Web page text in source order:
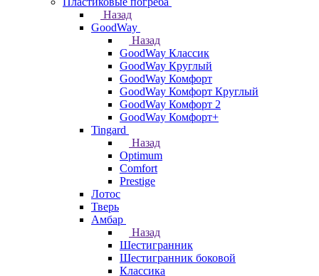
Назад
GoodWay
Назад
GoodWay Классик
GoodWay Круглый
GoodWay Комфорт
GoodWay Комфорт Круглый
GoodWay Комфорт 2
GoodWay Комфорт+
Tingard
Назад
Optimum
Comfort
Prestige
Лотос
Тверь
Амбар
Назад
Шестигранник
Шестигранник боковой
Классика